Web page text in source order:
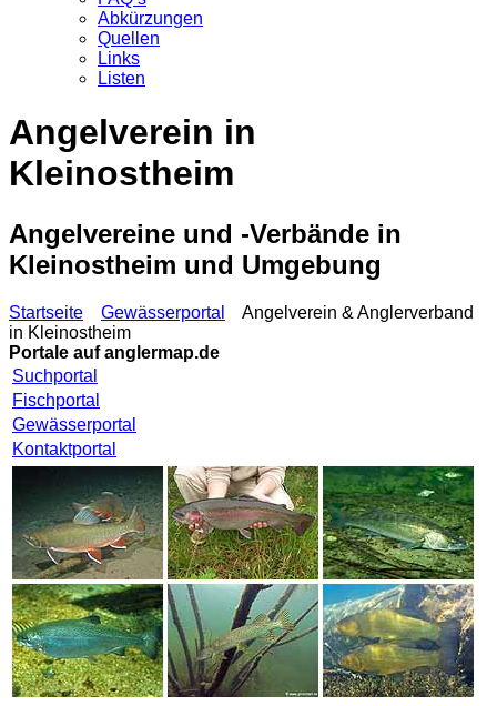
Abkürzungen
Quellen
Links
Listen
Angelverein in
Kleinostheim
Angelvereine und -Verbände in
Kleinostheim und Umgebung
Startseite Gewässerportal
Angelverein & Anglerverband
in Kleinostheim
Portale aufanglermap.de
Suchportal
Fischportal
Gewässerportal
Kontaktportal